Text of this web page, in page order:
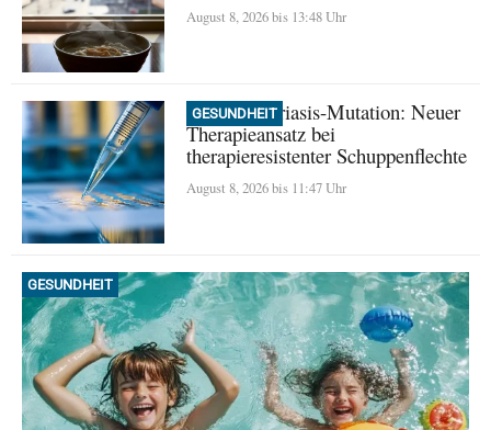
August 8, 2026 bis 13:48 Uhr
GESUNDHEIT
Seltene Psoriasis-Mutation: Neuer
Therapieansatz bei
therapieresistenter Schuppenflechte
August 8, 2026 bis 11:47 Uhr
GESUNDHEIT